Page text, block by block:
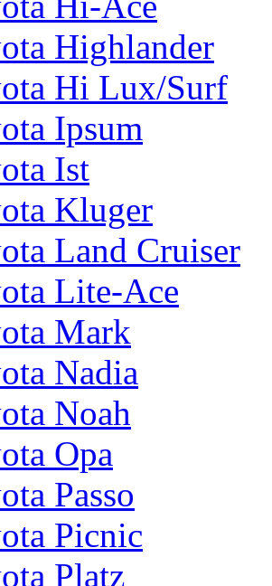
Highlander
Hi Lux/Surf
Ipsum
Ist
Kluger
Land Cruiser
Lite-Ace
Mark
Nadia
Noah
Opa
Passo
Picnic
Platz